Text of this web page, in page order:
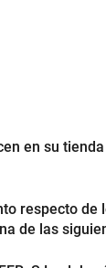
en su
respecto
de las